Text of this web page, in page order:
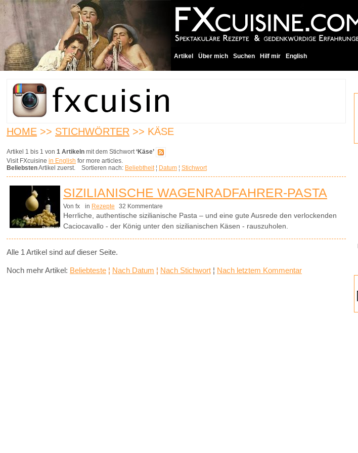
Artikel Über mich Suchen Hilf mir English
HOME >> STICHWÖRTER >> KÄSE
Artikel 1 bis 1 von 1 Artikeln mit dem Stichwort‘Käse’
Visit FXcuisine in English for more articles.
BeliebstenArtikel zuerst. Sortieren nach: Beliebtheit¦ Datum ¦ Stichwort
SIZILIANISCHE WAGENRADFAHRER-PASTA
Von fx in Rezepte 32 Kommentare
Herrliche, authentische sizilianische Pasta – und eine gute Ausrede den verlockenden
Caciocavallo - der König unter den sizilianischen Käsen - rauszuholen.
Alle 1 Artikel sind auf dieser Seite.
Noch mehr Artikel: Beliebteste ¦ Nach Datum ¦ Nach Stichwort ¦ Nach letztem Kommentar